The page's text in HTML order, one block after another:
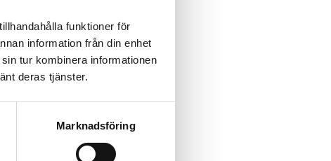
funktioner för
information från din enhet
tur kombinera informationen
deras tjänster.
Marknadsföring
app för
viktigaste
i större system. Vi har
spjällmodulens
som effektivt kan